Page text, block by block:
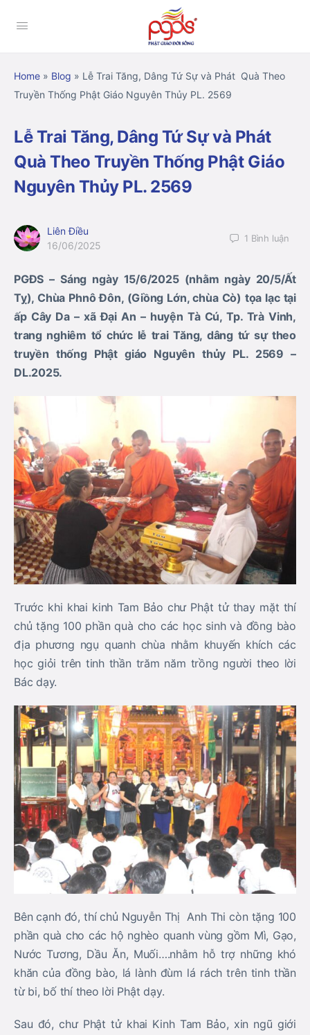
Home » Blog » Lễ Trai Tăng, Dâng Tứ Sự và Phát Quà Theo
Truyền Thống Phật Giáo Nguyên Thủy PL. 2569
Lễ Trai Tăng, Dâng Tứ Sự và Phát
Quà Theo Truyền Thống Phật Giáo
Nguyên Thủy PL. 2569
Liên Điều
16/06/2025
1 Bình luận
PGĐS – Sáng ngày 15/6/2025 (nhằm ngày 20/5/Ất
Tỵ), Chùa Phnô Đôn, (Giồng Lớn, chùa Cò) tọa lạc tại
ấp Cây Da – xã Đại An – huyện Tà Cú, Tp. Trà Vinh,
trang nghiêm tổ chức lễ trai Tăng, dâng tứ sự theo
truyền thống Phật giáo Nguyên thủy PL. 2569 –
DL.2025.
Trước khi khai kinh Tam Bảo chư Phật tử thay mặt thí
chủ tặng 100 phần quà cho các học sinh và đồng bào
địa phương ngụ quanh chùa nhằm khuyến khích các
học giỏi trên tinh thần trăm năm trồng người theo lời
Bác dạy.
Bên cạnh đó, thí chủ Nguyễn Thị Anh Thi còn tặng 100
phần quà cho các hộ nghèo quanh vùng gồm Mì, Gạo,
Nước Tương, Dầu Ăn, Muối….nhằm hỗ trợ những khó
khăn của đồng bào, lá lành đùm lá rách trên tinh thần
từ bi, bố thí theo lời Phật dạy.
Sau đó, chư Phật tử khai Kinh Tam Bảo, xin ngũ giới